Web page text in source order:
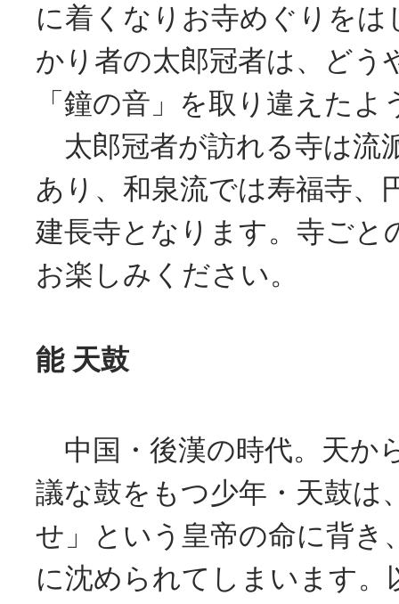
に着くなりお寺めぐりを
かり者の太郎冠者は、どう
「鐘の音」を取り違えた
太郎冠者が訪れる寺は流
あり、和泉流では寿福寺、
建長寺となります。寺ごと
お楽しみください。
能 天鼓
中国・後漢の時代。天か
議な鼓をもつ少年・天鼓は
せ」という皇帝の命に背き
に沈められてしまいます。